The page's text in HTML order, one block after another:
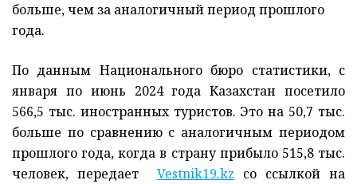
больше, чем за аналогичный период прошлого
года.
По данным Национального бюро статистики, с
января по июнь 2024 года Казахстан посетило
566,5 тыс. иностранных туристов. Это на 50,7 тыс.
больше по сравнению с аналогичным периодом
прошлого года, когда в страну прибыло 515,8 тыс.
человек, передает Vestnik19.kz со ссылкой на